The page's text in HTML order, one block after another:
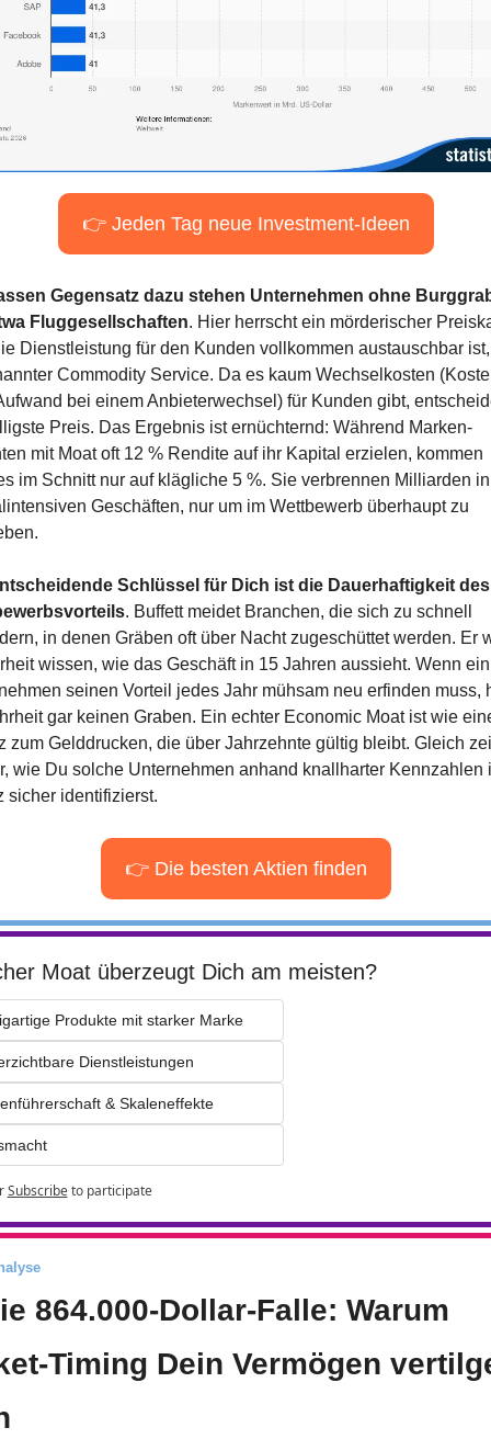
👉 Jeden Tag neue Investment-Ideen
Gegensatz dazu stehen Unternehmen ohne
Fluggesellschaften. Hier herrscht ein mörderischer
Dienstleistung für den Kunden vollkommen austauschbar
Commodity Service. Da es kaum Wechselkosten
bei einem Anbieterwechsel) für Kunden gibt,
Preis. Das Ergebnis ist ernüchternd: Während Marken-
mit Moat oft 12 % Rendite auf ihr Kapital erzielen, kommen
im Schnitt nur auf klägliche 5 %. Sie verbrennen Milliarden in
Geschäften, nur um im Wettbewerb überhaupt zu
Schlüssel für Dich ist die Dauerhaftigkeit des
. Buffett meidet Branchen, die sich zu schnell
in denen Gräben oft über Nacht zugeschüttet werden. Er
wissen, wie das Geschäft in 15 Jahren aussieht. Wenn ein
seinen Vorteil jedes Jahr mühsam neu erfinden muss,
gar keinen Graben. Ein echter Economic Moat ist wie
zum Gelddrucken, die über Jahrzehnte gültig bleibt. Gleich
wie Du solche Unternehmen anhand knallharter Kennzahlen
sicher identifizierst.
👉 Die besten Aktien finden
Moat überzeugt Dich am meisten?
Produkte mit starker Marke
Dienstleistungen
& Skaleneffekte
Subscribe to participate
864.000-Dollar-Falle: Warum
Timing Dein Vermögen